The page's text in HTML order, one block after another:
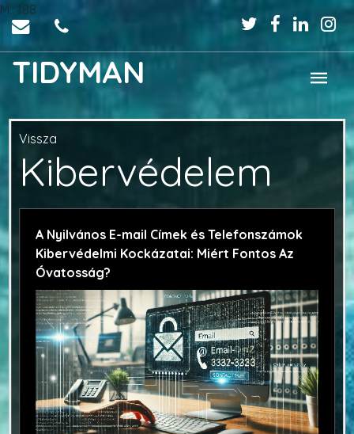
TIDYMAN
M:: 188
Vissza
Kibervédelem
A Nyilvános E-mail Címek és Telefonszámok
Kibervédelmi Kockázatai: Miért Fontos Az
Óvatosság?